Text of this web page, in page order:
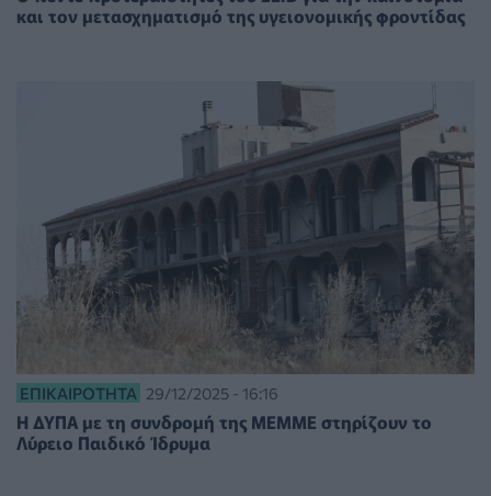
και τον μετασχηματισμό της υγειονομικής φροντίδας
ΕΠΙΚΑΙΡΌΤΗΤΑ 29/12/2025 - 16:16
Η ΔΥΠΑ με τη συνδρομή της ΜΕΜΜΕ στηρίζουν το
Λύρειο Παιδικό Ίδρυμα